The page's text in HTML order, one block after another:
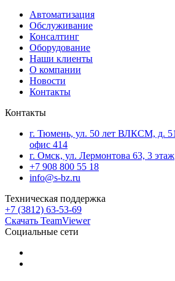
Автоматизация
Обслуживание
Консалтинг
Оборудование
Наши клиенты
О компании
Новости
Контакты
Контакты
г. Тюмень, ул. 50 лет ВЛКСМ, д.
офис 414
г. Омск, ул. Лермонтова 63, 3 этаж
+7 908 800 55 18
info@s-bz.ru
Техническая поддержка
+7 (3812) 63-53-69
Скачать TeamViewer
Социальные сети